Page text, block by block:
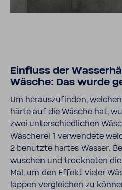
Einfluss der
Wäsche: Das wurde
Um heraus­zu­finden,
härte auf die Wäsche hat,
zwei unter­schied­li­chen
Wäscherei 1 verwen­dete
2 benutzte hartes Wasser.
wuschen und trock­neten
Mal, um den Effekt vieler
lappen verglei­chen zu